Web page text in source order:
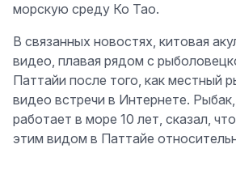
морскую среду Ко Тао.
В связанных новостях, китовая
видео, плавая рядом с
Паттайи после того, как местный
видео встречи в Интернете.
работает в море 10 лет, сказал,
этим видом в Паттайе